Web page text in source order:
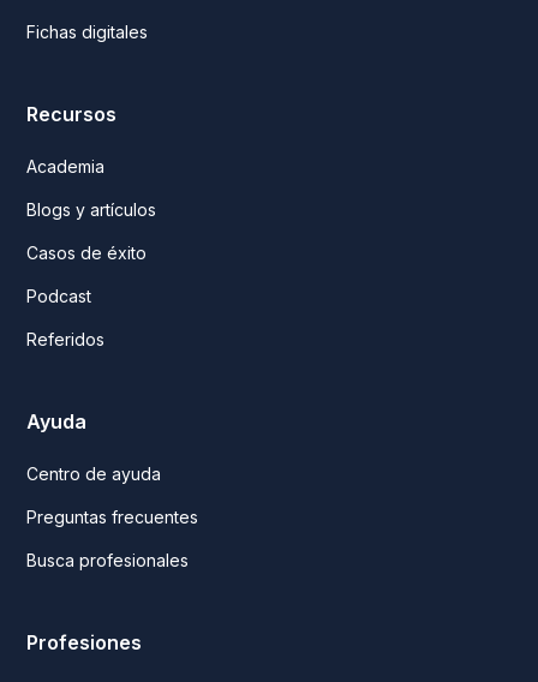
Fichas digitales
Recursos
Academia
Blogs y artículos
Casos de éxito
Podcast
Referidos
Ayuda
Centro de ayuda
Preguntas frecuentes
Busca profesionales
Profesiones